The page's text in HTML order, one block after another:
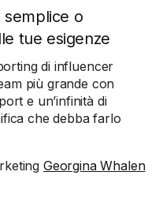
o
tue esigenze
di influencer
più grande con
e un’infinità di
che debba farlo
Georgina Whalen